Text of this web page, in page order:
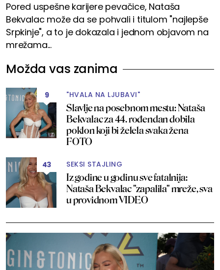
Pored uspešne karijere pevačice, Nataša
Bekvalac može da se pohvali i titulom "najlepše
Srpkinje", a to je dokazala i jednom objavom na
mrežama...
Možda vas zanima
9 "HVALA NA LJUBAVI"
Slavlje na posebnom mestu: Nataša
Bekvalac za 44. rođendan dobila
poklon koji bi želela svaka žena
FOTO
43 SEKSI STAJLING
Iz godine u godinu sve fatalnija:
Nataša Bekvalac "zapalila" mreže, sva
u providnom VIDEO